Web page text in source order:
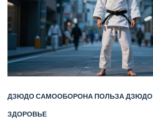
ДЗЮДОСАМООБОРОНАПОЛЬЗА ДЗЮДО
ЗДОРОВЬЕ